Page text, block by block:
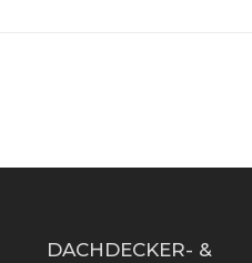
DACHDECKER- &